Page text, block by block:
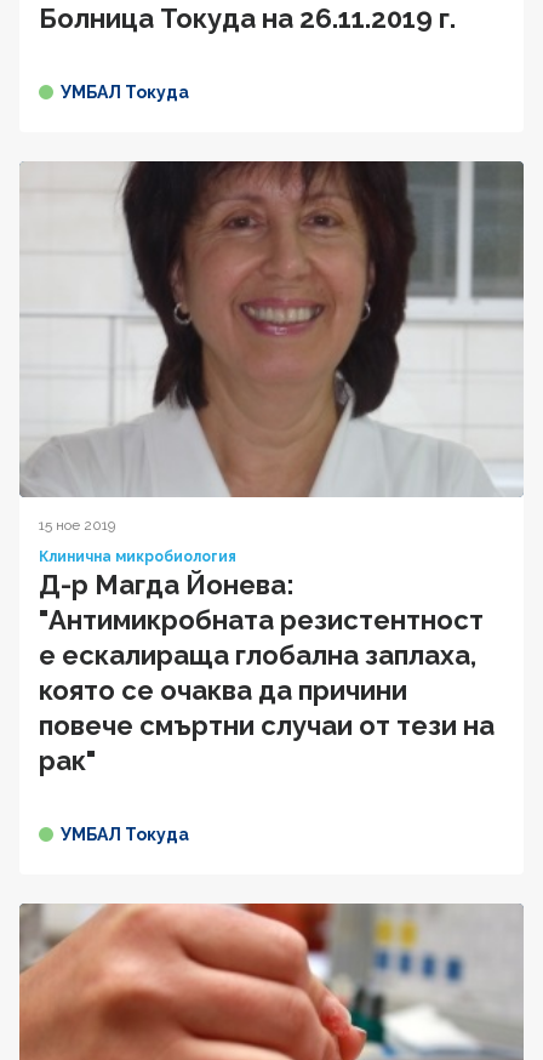
Болница Токуда на 26.11.2019 г.
УМБАЛ Токуда
15 ное 2019
Клинична микробиология
Д-р Магда Йонева:
"Антимикробната резистентност
е ескалираща глобална заплаха,
която се очаква да причини
повече смъртни случаи от тези на
рак"
УМБАЛ Токуда